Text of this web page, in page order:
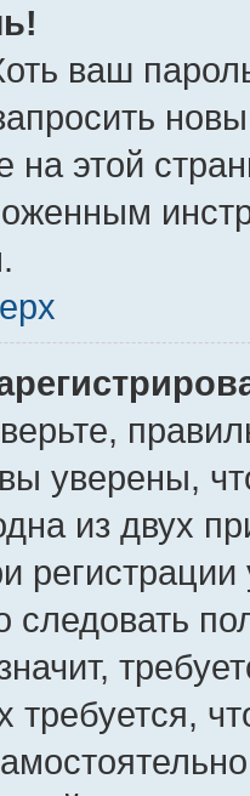
ваш
на этой
уверены,
из двух
следовать
требуется,